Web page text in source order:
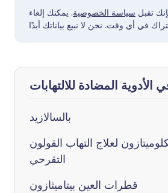
تقبل سياسة الخصوصية. يمكنك إلغاء
الأدوية المضادة للالتهابات
بالسالازيد
لعلاج التهاب القولون
التقرحي
قطرات العين بيتاميثازون